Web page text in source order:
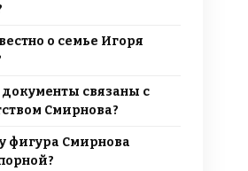
о семье Игоря
связаны с
Смирнова?
фигура Смирнова